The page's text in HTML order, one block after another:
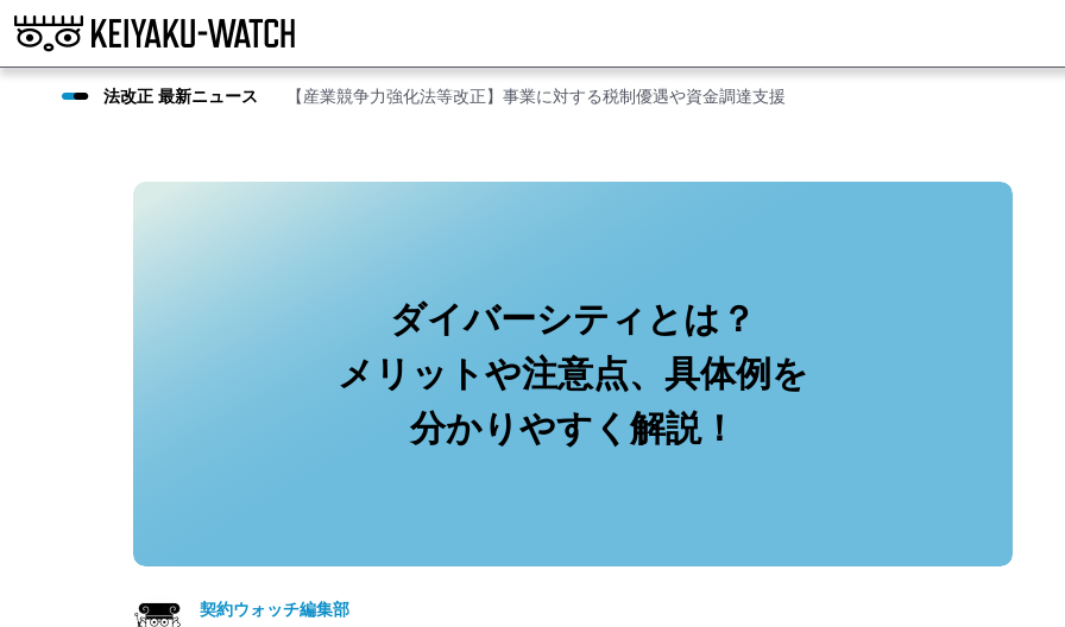
法改正 最新ニュース 【産業競争力強化法等改正】事業に対する税制優遇や資金調達支援
ダイバーシティとは？
メリットや注意点、具体例を
分かりやすく解説！
契約ウォッチ編集部